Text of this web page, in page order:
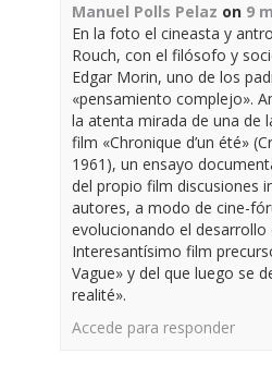
Manuel Polls Pelaz on 9
En la foto el cineasta y
Rouch, con el filósofo y
Edgar Morin, uno de los
«pensamiento complejo».
la atenta mirada de una de
film «Chronique d’un été»
1961), un ensayo
del propio film discusiones
autores, a modo de cine-
evolucionando el desarrollo
Interesantísimo film
Vague» y del que luego se
realité».
Accede para responder